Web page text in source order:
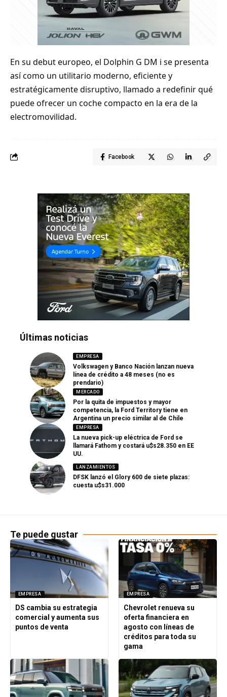
En su debut europeo, el Dolphin G DM i se presenta
así como un utilitario moderno, eficiente y
estratégicamente disruptivo, llamado a redefinir qué
puede ofrecer un coche compacto en la era de la
electromovilidad.
Facebook
Últimas noticias
EMPRESA
Volkswagen y Banco Nación lanzan nueva
línea de crédito a 48 meses (no es
prendario)
MERCADO
Por la quita de impuestos y mayor
competencia, la Ford Territory tiene en
Argentina un precio similar al de Chile
EMPRESA
La nueva pick-up eléctrica de Ford se
llamará Fathom y costará u$s28.350 en EE
UU.
LANZAMIENTOS
DFSK lanzó el Glory 600 de siete plazas:
cuesta u$s31.000
Te puede gustar
EMPRESA
DS cambia su estrategia
comercial y aumenta sus
puntos de venta
EMPRESA
Chevrolet renueva su
oferta financiera en
agosto con líneas de
créditos para toda su
gama